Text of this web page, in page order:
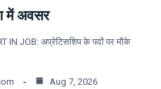
में अवसर
IN JOB: अप्रेटिसशिप के पदों पर मौके
Aug 7, 2026